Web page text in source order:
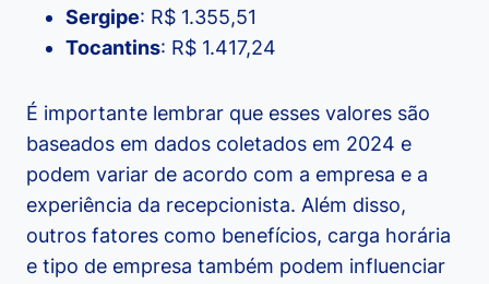
Sergipe: R$ 1.355,51
Tocantins: R$ 1.417,24
É importante lembrar que esses valores são
baseados em dados coletados em 2024 e
podem variar de acordo com a empresa e a
experiência da recepcionista. Além disso,
outros fatores como benefícios, carga horária
e tipo de empresa também podem influenciar